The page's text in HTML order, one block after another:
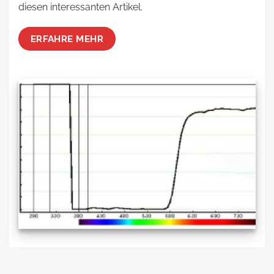
diesen interessanten Artikel.
ERFAHRE MEHR